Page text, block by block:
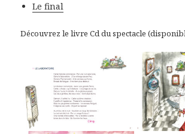
Le final
Découvrez le livre Cd du spectacle